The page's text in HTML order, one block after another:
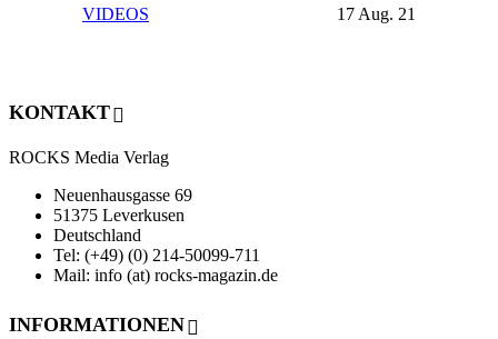
VIDEOS 17 Aug. 21
KONTAKT
ROCKS Media Verlag
Neuenhausgasse 69
51375 Leverkusen
Deutschland
Tel: (+49) (0) 214-50099-711
Mail: info (at) rocks-magazin.de
INFORMATIONEN